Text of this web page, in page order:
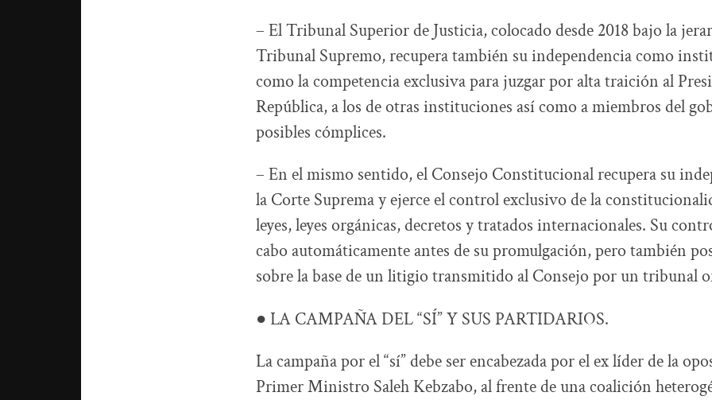
– El Tribunal Superior de Justicia, colocado desde 2018 bajo la
Tribunal Supremo, recupera también su independencia como
como la competencia exclusiva para juzgar por alta traición al
República, a los de otras instituciones así como a miembros del
posibles cómplices.
– En el mismo sentido, el Consejo Constitucional recupera su
la Corte Suprema y ejerce el control exclusivo de la
leyes, leyes orgánicas, decretos y tratados internacionales. Su
cabo automáticamente antes de su promulgación, pero también
sobre la base de un litigio transmitido al Consejo por un tribunal
● LA CAMPAÑA DEL “SÍ” Y SUS PARTIDARIOS.
La campaña por el “sí” debe ser encabezada por el ex líder de la
Primer Ministro Saleh Kebzabo, al frente de una coalición